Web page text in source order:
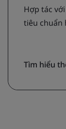
Hợp tác
tiêu chuẩn
Tìm hiểu